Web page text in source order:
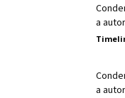
a
a